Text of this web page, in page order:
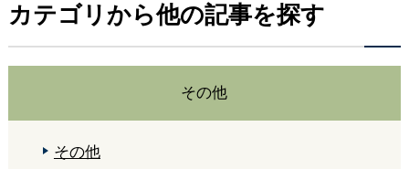
カテゴリから他の記事を探す
その他
その他